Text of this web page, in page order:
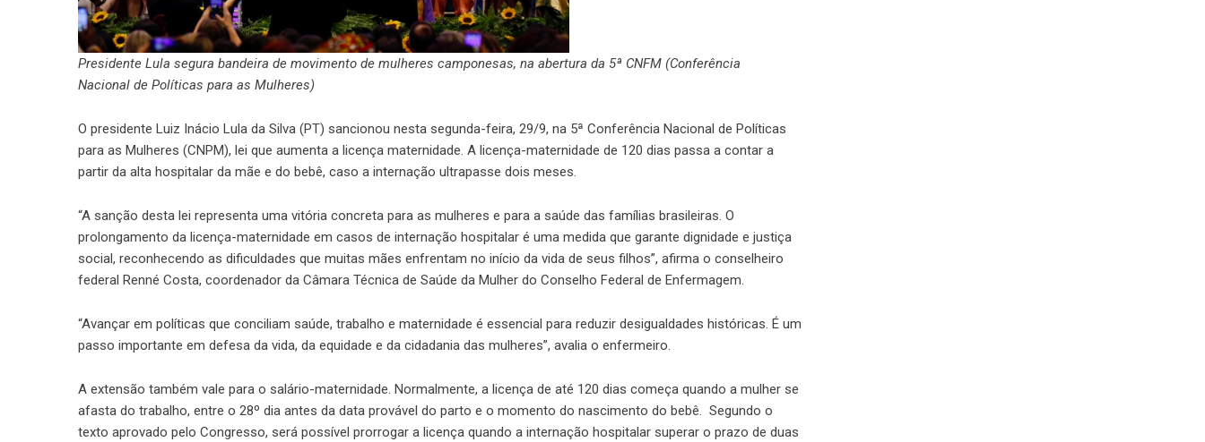
Presidente Lula segura bandeira de movimento de mulheres camponesas, na abertura da 5ª CNFM (Conferência
Nacional de Políticas para as Mulheres)
O presidente Luiz Inácio Lula da Silva (PT) sancionou nesta segunda-feira, 29/9, na 5ª Conferência Nacional de Políticas
para as Mulheres (CNPM), lei que aumenta a licença maternidade. A licença-maternidade de 120 dias passa a contar a
partir da alta hospitalar da mãe e do bebê, caso a internação ultrapasse dois meses.
“A sanção desta lei representa uma vitória concreta para as mulheres e para a saúde das famílias brasileiras. O
prolongamento da licença-maternidade em casos de internação hospitalar é uma medida que garante dignidade e justiça
social, reconhecendo as dificuldades que muitas mães enfrentam no início da vida de seus filhos”, afirma o conselheiro
federal Renné Costa, coordenador da Câmara Técnica de Saúde da Mulher do Conselho Federal de Enfermagem.
“Avançar em políticas que conciliam saúde, trabalho e maternidade é essencial para reduzir desigualdades históricas. É um
passo importante em defesa da vida, da equidade e da cidadania das mulheres”, avalia o enfermeiro.
A extensão também vale para o salário-maternidade. Normalmente, a licença de até 120 dias começa quando a mulher se
afasta do trabalho, entre o 28º dia antes da data provável do parto e o momento do nascimento do bebê. Segundo o
texto aprovado pelo Congresso, será possível prorrogar a licença quando a internação hospitalar superar o prazo de duas